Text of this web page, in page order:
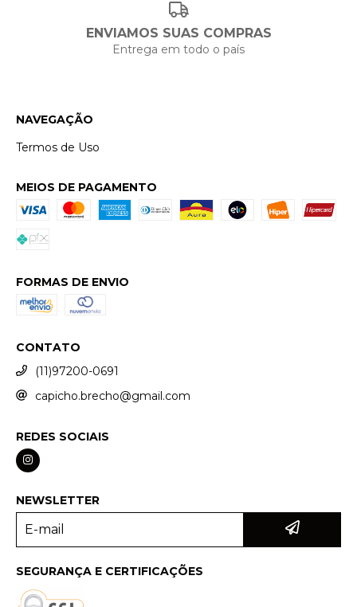
ENVIAMOS SUAS COMPRAS
Entrega em todo o país
NAVEGAÇÃO
Termos de Uso
MEIOS DE PAGAMENTO
FORMAS DE ENVIO
CONTATO
(11)97200-0691
capicho.brecho@gmail.com
REDES SOCIAIS
NEWSLETTER
SEGURANÇA E CERTIFICAÇÕES